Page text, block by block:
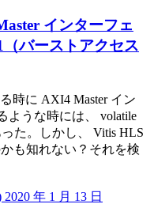
インターフェ
バーストアクセス
時に AXI4 Master イン
ような時には、 volatile
た。しかし、 Vitis HLS
も知れない？それを検
年 1 月 13 日